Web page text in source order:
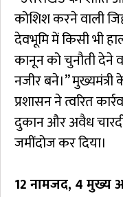
कोशिश करने वाली
देवभूमि में किसी भी
कानून को चुनौती देने
नजीर बने।” मुख्यमंत्री
प्रशासन ने त्वरित
दुकान और अवैध
जमींदोज कर दिया।
12 नामजद, 4 मुख्य